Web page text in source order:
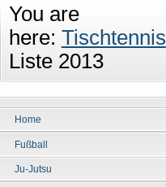
You are
here: Tischtennis
Liste 2013
Home
Fußball
Ju-Jutsu